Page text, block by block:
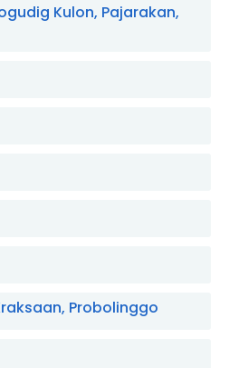
Kulon, Pajarakan,
Probolinggo